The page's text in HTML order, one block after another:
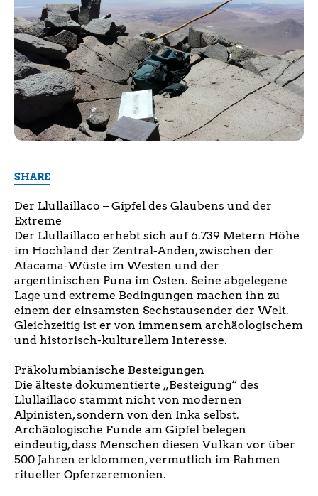
SHARE
Der Llullaillaco – Gipfel des Glaubens und der
Extreme
Der Llullaillaco erhebt sich auf 6.739 Metern Höhe
im Hochland der Zentral-Anden, zwischen der
Atacama-Wüste im Westen und der
argentinischen Puna im Osten. Seine abgelegene
Lage und extreme Bedingungen machen ihn zu
einem der einsamsten Sechstausender der Welt.
Gleichzeitig ist er von immensem archäologischem
und historisch-kulturellem Interesse.
Präkolumbianische Besteigungen
Die älteste dokumentierte „Besteigung“ des
Llullaillaco stammt nicht von modernen
Alpinisten, sondern von den Inka selbst.
Archäologische Funde am Gipfel belegen
eindeutig, dass Menschen diesen Vulkan vor über
500 Jahren erklommen, vermutlich im Rahmen
ritueller Opferzeremonien.